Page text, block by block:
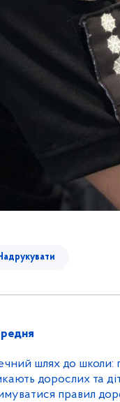
шлях до школи:
дорослих та
правил